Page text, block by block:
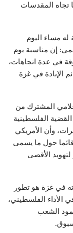
تجاه المقدسات
له مساء اليوم
إن مناسبة يوم
في عدة اتجاهات،
الإبادة في غزة
المشترك من
الفلسطينية
وأن الأمريكي
حول ما يسمى
الأقصى
في غزة هو تطور
الأداء الفلسطيني،
الشعب